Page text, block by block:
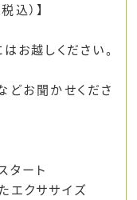
込）】
越しください。
どお聞かせくださ
タート
エクササイズ